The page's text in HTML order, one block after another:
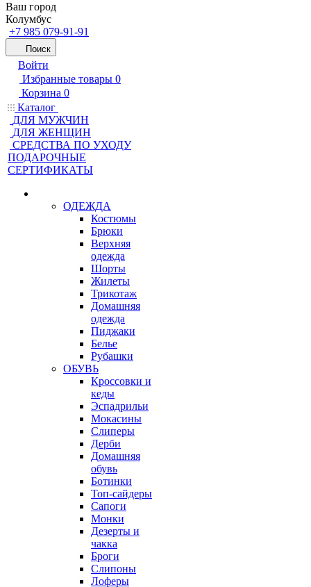
Ваш город
Колумбус
+7 985 079-91-91
Поиск
Войти
Избранные товары 0
Корзина 0
Каталог
ДЛЯ МУЖЧИН
ДЛЯ ЖЕНЩИН
CРЕДСТВА ПО УХОДУ
ПОДАРОЧНЫЕ
СЕРТИФИКАТЫ
ОДЕЖДА
Костюмы
Брюки
Верхняя
одежда
Шорты
Жилеты
Трикотаж
Домашняя
одежда
Пиджаки
Белье
Рубашки
ОБУВЬ
Кроссовки и
кеды
Эспадрильи
Мокасины
Слиперы
Дерби
Домашняя
обувь
Ботинки
Топ-сайдеры
Сапоги
Монки
Дезерты и
чакка
Броги
Слипоны
Лоферы